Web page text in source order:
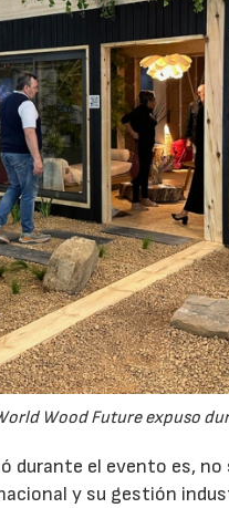
Wood Future expuso
durante el evento es,
y su gestión